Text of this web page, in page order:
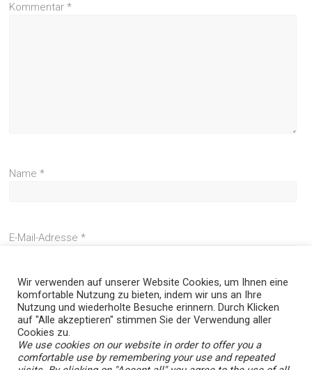
Kommentar*
Name*
E-Mail-Adresse*
Website
Wir verwenden auf unserer Website Cookies, um Ihnen eine
komfortable Nutzung zu bieten, indem wir uns an Ihre
Nutzung und wiederholte Besuche erinnern. Durch Klicken
auf "Alle akzeptieren" stimmen Sie der Verwendung aller
Cookies zu.
We use cookies on our website in order to offer you a
comfortable use by remembering your use and repeated